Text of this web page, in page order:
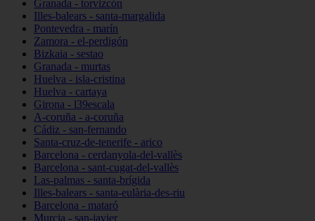
Granada - torvizcón
Illes-balears - santa-margalida
Pontevedra - marín
Zamora - el-perdigón
Bizkaia - sestao
Granada - murtas
Huelva - isla-cristina
Huelva - cartaya
Girona - l39escala
A-coruña - a-coruña
Cádiz - san-fernando
Santa-cruz-de-tenerife - arico
Barcelona - cerdanyola-del-vallès
Barcelona - sant-cugat-del-vallès
Las-palmas - santa-brígida
Illes-balears - santa-eulària-des-riu
Barcelona - mataró
Murcia - san-javier